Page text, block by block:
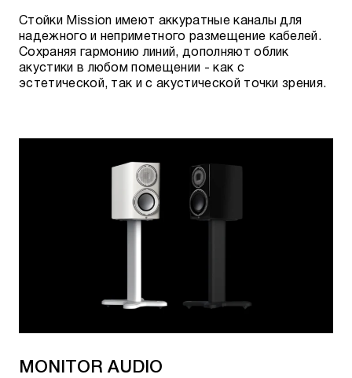
Стойки Mission имеют аккуратные каналы для
надежного и неприметного размещение кабелей.
Сохраняя гармонию линий, дополняют облик
акустики в любом помещении - как с
эстетической, так и с акустической точки зрения.
MONITOR AUDIO